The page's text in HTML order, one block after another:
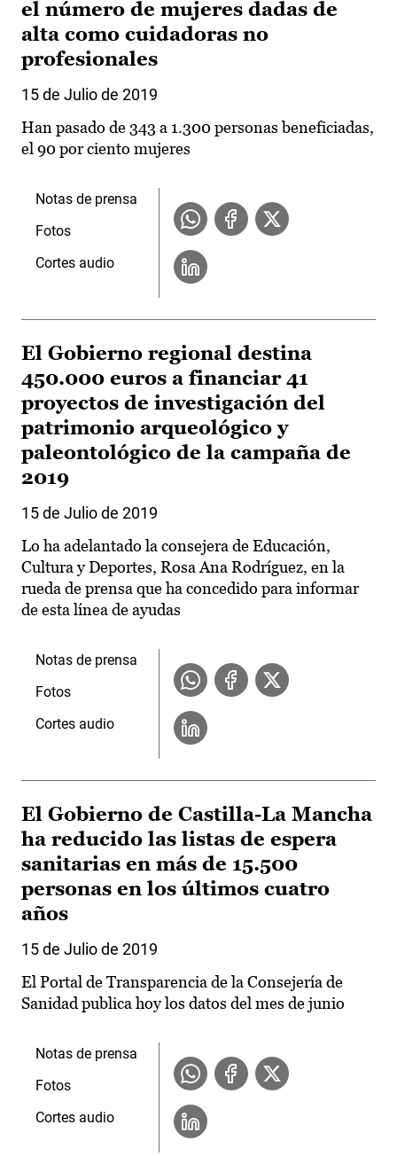
el número de mujeres dadas de
alta como cuidadoras no
profesionales
15 de Julio de 2019
Han pasado de 343 a 1.300 personas beneficiadas,
el 90 por ciento mujeres
Notas de prensa
Fotos
Cortes audio
El Gobierno regional destina
450.000 euros a financiar 41
proyectos de investigación del
patrimonio arqueológico y
paleontológico de la campaña de
2019
15 de Julio de 2019
Lo ha adelantado la consejera de Educación,
Cultura y Deportes, Rosa Ana Rodríguez, en la
rueda de prensa que ha concedido para informar
de esta línea de ayudas
Notas de prensa
Fotos
Cortes audio
El Gobierno de Castilla-La Mancha
ha reducido las listas de espera
sanitarias en más de 15.500
personas en los últimos cuatro
años
15 de Julio de 2019
El Portal de Transparencia de la Consejería de
Sanidad publica hoy los datos del mes de junio
Notas de prensa
Fotos
Cortes audio